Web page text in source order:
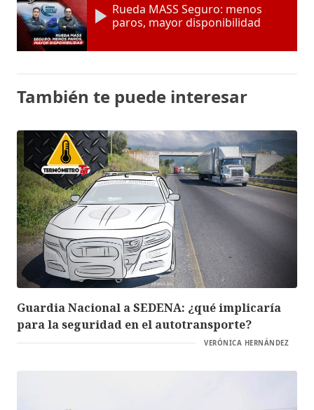
Rueda MASS Seguro: menos
paros, mayor disponibilidad
También te puede interesar
Guardia Nacional a SEDENA: ¿qué implicaría
para la seguridad en el autotransporte?
VERÓNICA HERNÁNDEZ